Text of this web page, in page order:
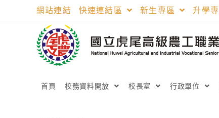
網站連結 快速連結區 新生專區 升學
首頁 校務資料開放 校長室 行政單位